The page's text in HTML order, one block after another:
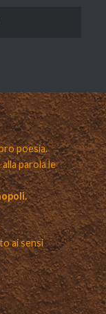
poesia.
parola le
ai sensi